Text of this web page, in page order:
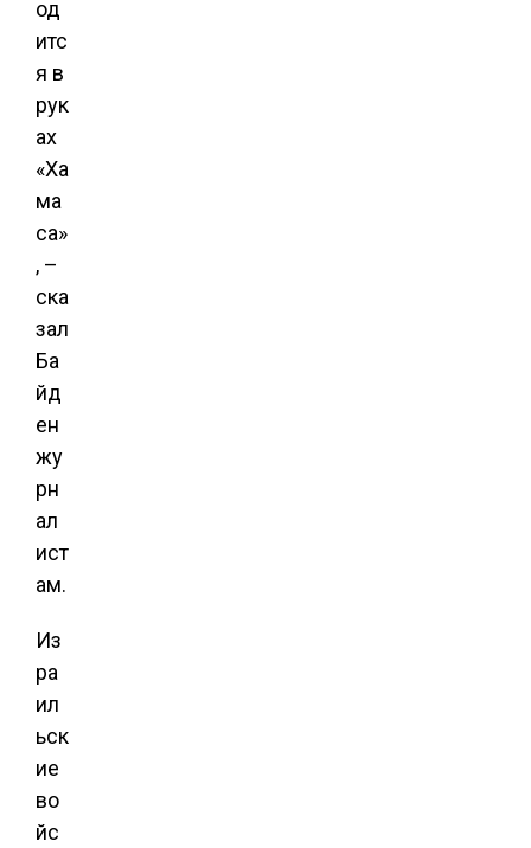
од
итс
я в
рук
ах
«Ха
ма
са»
, –
ска
зал
Ба
йд
ен
жу
рн
ал
ист
ам.
Из
ра
ил
ьск
ие
во
йс